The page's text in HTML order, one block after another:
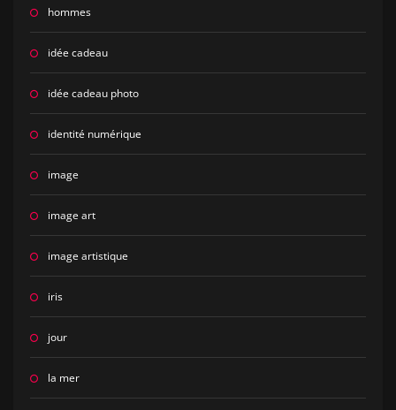
hommes
idée cadeau
idée cadeau photo
identité numérique
image
image art
image artistique
iris
jour
la mer